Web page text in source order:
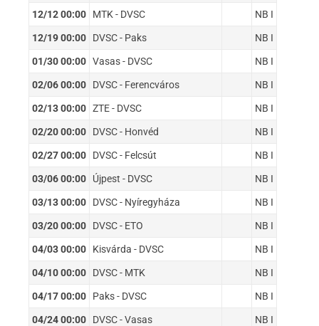
12/12 00:00 MTK - DVSC NB I
12/19 00:00 DVSC - Paks NB I
01/30 00:00 Vasas - DVSC NB I
02/06 00:00 DVSC - Ferencváros NB I
02/13 00:00 ZTE - DVSC NB I
02/20 00:00 DVSC - Honvéd NB I
02/27 00:00 DVSC - Felcsút NB I
03/06 00:00 Újpest - DVSC NB I
03/13 00:00 DVSC - Nyíregyháza NB I
03/20 00:00 DVSC - ETO NB I
04/03 00:00 Kisvárda - DVSC NB I
04/10 00:00 DVSC - MTK NB I
04/17 00:00 Paks - DVSC NB I
04/24 00:00 DVSC - Vasas NB I